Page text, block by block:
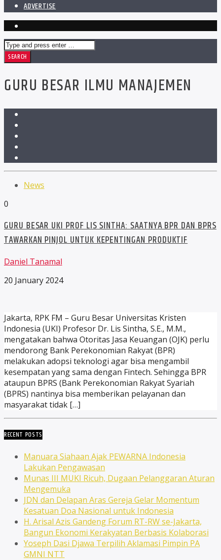
ADVERTISE
GURU BESAR ILMU MANAJEMEN
News
0
GURU BESAR UKI PROF LIS SINTHA: SAATNYA BPR DAN BPRS
TAWARKAN PINJOL UNTUK KEPENTINGAN PRODUKTIF
Daniel Tanamal
20 January 2024
Jakarta, RPK FM – Guru Besar Universitas Kristen
Indonesia (UKI) Profesor Dr. Lis Sintha, S.E., M.M.,
mengatakan bahwa Otoritas Jasa Keuangan (OJK) perlu
mendorong Bank Perekonomian Rakyat (BPR)
melakukan adopsi teknologi agar bisa mengambil
kesempatan yang sama dengan Fintech. Sehingga BPR
ataupun BPRS (Bank Perekonomian Rakyat Syariah
(BPRS) nantinya bisa memberikan pelayanan dan
masyarakat tidak […]
RECENT POSTS
Manuara Siahaan Ajak PEWARNA Indonesia
Lakukan Pengawasan
Munas III MUKI Ricuh, Dugaan Pelanggaran Aturan
Mengemuka
JDN dan Delapan Aras Gereja Gelar Momentum
Kesatuan Doa Nasional untuk Indonesia
H. Arisal Azis Gandeng Forum RT-RW se-Jakarta,
Bangun Ekonomi Kerakyatan Berbasis Kolaborasi
Yoseph Dasi Djawa Terpilih Aklamasi Pimpin PA
GMNI NTT